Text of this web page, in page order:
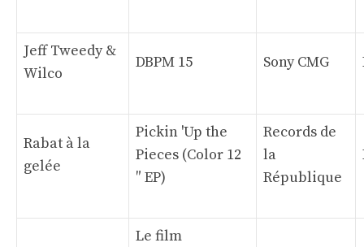
Jeff Tweedy &
Wilco
DBPM 15 Sony CMG
Rabat à la
gelée
Pickin 'Up the
Pieces (Color 12
″ EP)
Records de
la
République
Le film